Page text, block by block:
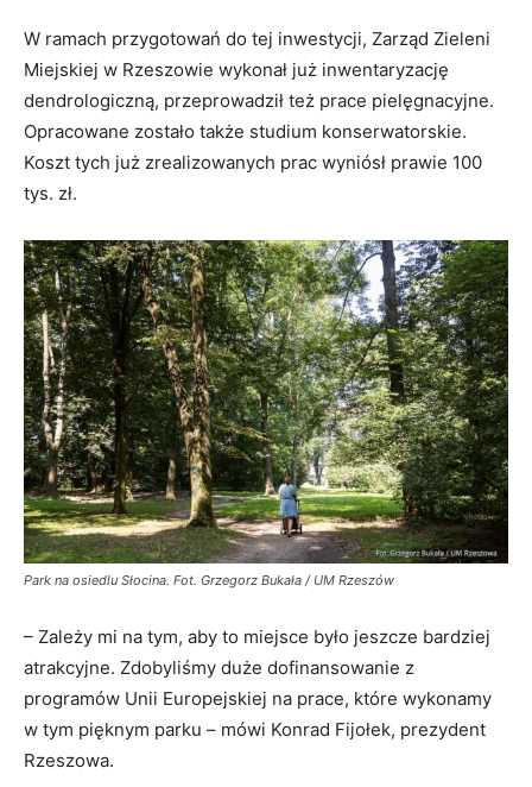
W ramach przygotowań do tej inwestycji, Zarząd Zieleni
Miejskiej w Rzeszowie wykonał już inwentaryzację
dendrologiczną, przeprowadził też prace pielęgnacyjne.
Opracowane zostało także studium konserwatorskie.
Koszt tych już zrealizowanych prac wyniósł prawie 100
tys. zł.
Park na osiedlu Słocina. Fot. Grzegorz Bukała / UM Rzeszów
– Zależy mi na tym, aby to miejsce było jeszcze bardziej
atrakcyjne. Zdobyliśmy duże dofinansowanie z
programów Unii Europejskiej na prace, które wykonamy
w tym pięknym parku – mówi Konrad Fijołek, prezydent
Rzeszowa.